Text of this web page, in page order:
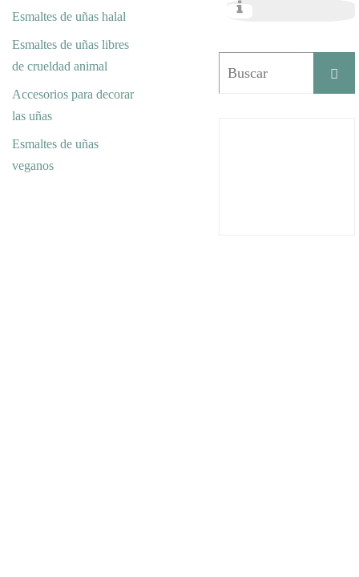
Esmaltes de uñas halal
Esmaltes de uñas libres
de crueldad animal
Accesorios para decorar
las uñas
Esmaltes de uñas
veganos